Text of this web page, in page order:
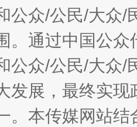
公众/公民/大众
。通过中国公
公众/公民/大众
发展，最终实
。本传媒网站